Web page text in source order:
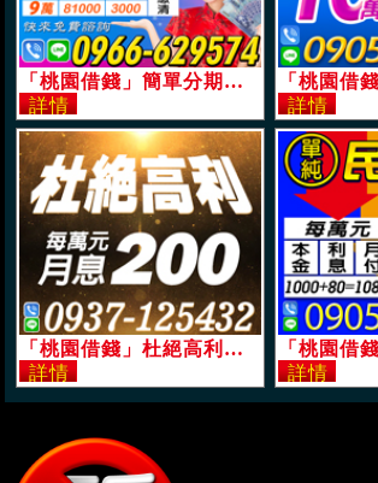
「桃園借錢」簡單分期，不怕比較，各式方案任您選擇，9萬內，30天輕鬆還款「即樂貸」
「桃園借錢」杜絕高利，月息，每萬元月息200起「即樂貸」